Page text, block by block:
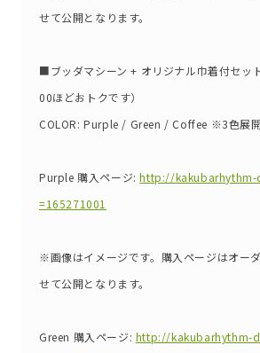
せて公開となります。
■ブッダマシーン + オリジナル巾着付セッ
00ほどおトクです）
COLOR: Purple / Green / Coffee ※3色展開
Purple 購入ページ:http://kakubarhythm-
=165271001
※画像はイメージです。購入ページはオー
せて公開となります。
Green 購入ページ: http://kakubarhythm-